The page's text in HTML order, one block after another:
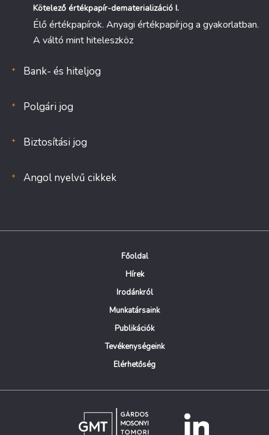
Kötelező értékpapír-dematerializáció I.
Élő értékpapírok. Anyagi értékpapírjog a gyakorlatban.
A váltó mint hiteleszköz
Bank- és hiteljog
Polgári jog
Biztosítási jog
Angol nyelvű cikkek
Főoldal
Hírek
Irodánkról
Munkatársaink
Publikációk
Tevékenységeink
Elérhetőség